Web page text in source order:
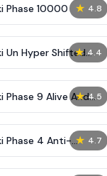
★ 4.8
Phase 10000
★ 4.4
Un Hyper Shifted
★ 4.5
Phase 9 Alive And
★ 4.7
Phase 4 Anti-